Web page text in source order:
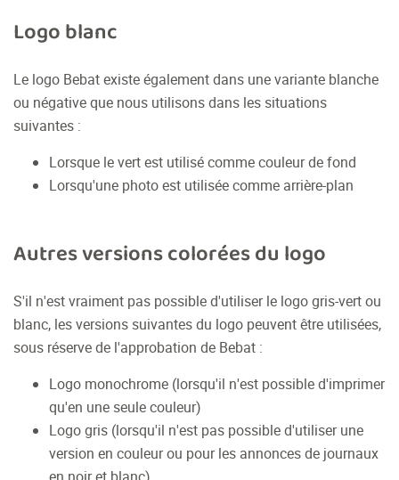
Logo blanc
Le logo Bebat existe également dans une variante blanche
ou négative que nous utilisons dans les situations
suivantes :
Lorsque le vert est utilisé comme couleur de fond
Lorsqu'une photo est utilisée comme arrière-plan
Autres versions colorées du logo
S'il n'est vraiment pas possible d'utiliser le logo gris-vert ou
blanc, les versions suivantes du logo peuvent être utilisées,
sous réserve de l'approbation de Bebat :
Logo monochrome (lorsqu'il n'est possible d'imprimer
qu'en une seule couleur)
Logo gris (lorsqu'il n'est pas possible d'utiliser une
version en couleur ou pour les annonces de journaux